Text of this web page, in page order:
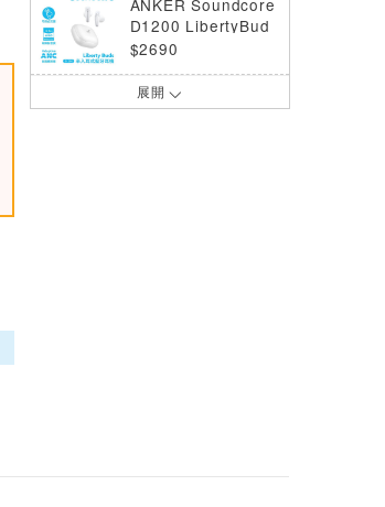
ANKER Soundcore
D1200 LibertyBud
s 半入耳式降噪藍牙
$2690
ANKER soundcore
ANKER Soundcore
展開